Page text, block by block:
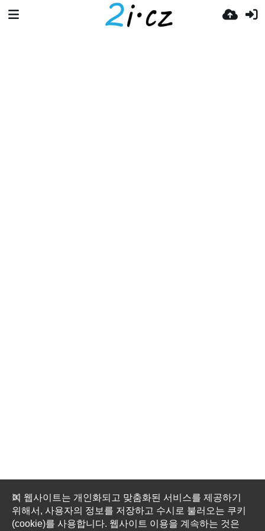
이 웹사이트는 개인화되고 맞춤화된 서비스를 제공하기
위해서, 사용자의 정보를 저장하고 수시로 불러오는 쿠키
(cookie)를 사용합니다. 웹사이트 이용을 계속하는 것은